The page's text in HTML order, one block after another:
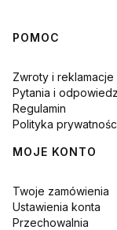
Linki w
POMOC
Zwroty i reklamacje
Pytania i
Regulamin
Polityka
MOJE KONTO
Twoje zamówienia
Ustawienia konta
Przechowalnia